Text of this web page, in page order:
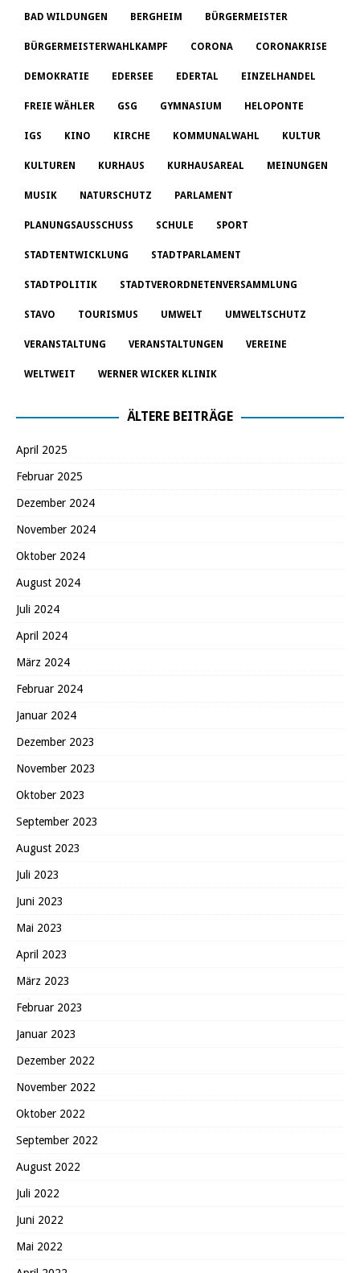
BAD WILDUNGEN BERGHEIM BÜRGERMEISTER
BÜRGERMEISTERWAHLKAMPF CORONA CORONAKRISE
DEMOKRATIE EDERSEE EDERTAL EINZELHANDEL
FREIE WÄHLER GSG GYMNASIUM HELOPONTE
IGS KINO KIRCHE KOMMUNALWAHL KULTUR
KULTUREN KURHAUS KURHAUSAREAL MEINUNGEN
MUSIK NATURSCHUTZ PARLAMENT
PLANUNGSAUSSCHUSS SCHULE SPORT
STADTENTWICKLUNG STADTPARLAMENT
STADTPOLITIK STADTVERORDNETENVERSAMMLUNG
STAVO TOURISMUS UMWELT UMWELTSCHUTZ
VERANSTALTUNG VERANSTALTUNGEN VEREINE
WELTWEIT WERNER WICKER KLINIK
ÄLTERE BEITRÄGE
April 2025
Februar 2025
Dezember 2024
November 2024
Oktober 2024
August 2024
Juli 2024
April 2024
März 2024
Februar 2024
Januar 2024
Dezember 2023
November 2023
Oktober 2023
September 2023
August 2023
Juli 2023
Juni 2023
Mai 2023
April 2023
März 2023
Februar 2023
Januar 2023
Dezember 2022
November 2022
Oktober 2022
September 2022
August 2022
Juli 2022
Juni 2022
Mai 2022